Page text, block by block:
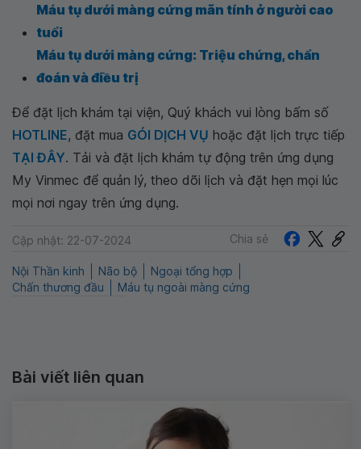
Máu tụ dưới màng cứng mãn tính ở người cao
tuổi
Máu tụ dưới màng cứng: Triệu chứng, chẩn
đoán và điều trị
Để đặt lịch khám tại viện, Quý khách vui lòng bấm số
HOTLINE, đặt mua GÓI DỊCH VỤ hoặc đặt lịch trực tiếp
TẠI ĐÂY. Tải và đặt lịch khám tự động trên ứng dụng
My Vinmec để quản lý, theo dõi lịch và đặt hẹn mọi lúc
mọi nơi ngay trên ứng dụng.
Cập nhật: 22-07-2024 Chia sẻ
Nội Thần kinh Não bộ
Ngoại tổng hợp
Chấn thương đầu
Máu tụ ngoài màng cứng
Bài viết liên quan